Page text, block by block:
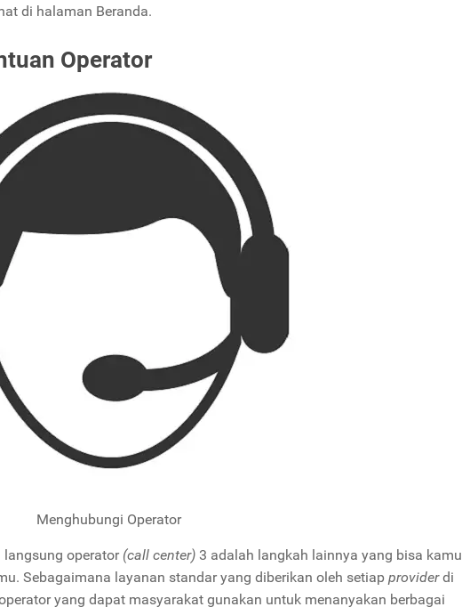
di halaman Beranda.
Operator
Menghubungi Operator
langsung operator (call center) 3 adalah langkah lainnya yang bisa kamu
Sebagaimana layanan standar yang diberikan oleh setiap providerdi
yang dapat masyarakat gunakan untuk menanyakan berbagai